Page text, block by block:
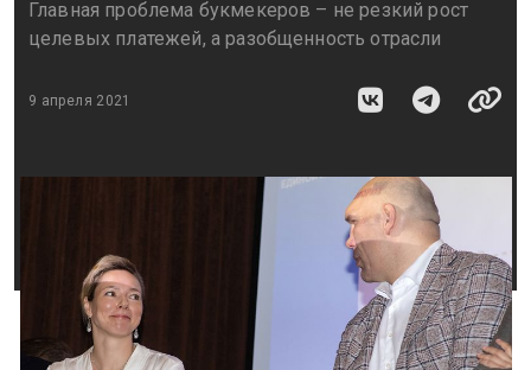
Главная проблема букмекеров – не резкий рост
целевых платежей, а разобщенность отрасли
9 апреля 2021